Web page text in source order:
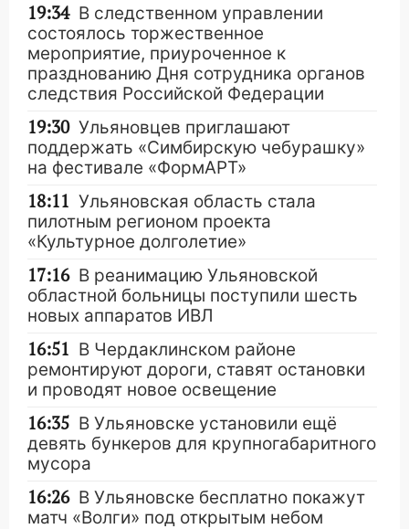
19:34 В следственном управлении
состоялось торжественное
мероприятие, приуроченное к
празднованию Дня сотрудника органов
следствия Российской Федерации
19:30 Ульяновцев приглашают
поддержать «Симбирскую чебурашку»
на фестивале «ФормАРТ»
18:11 Ульяновская область стала
пилотным регионом проекта
«Культурное долголетие»
17:16 В реанимацию Ульяновской
областной больницы поступили шесть
новых аппаратов ИВЛ
16:51 В Чердаклинском районе
ремонтируют дороги, ставят остановки
и проводят новое освещение
16:35 В Ульяновске установили ещё
девять бункеров для крупногабаритного
мусора
16:26 В Ульяновске бесплатно покажут
матч «Волги» под открытым небом